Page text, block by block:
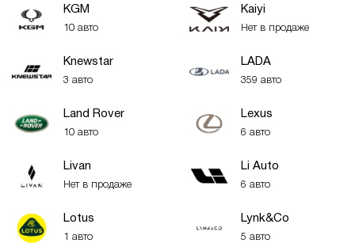
KGM
10 авто
Kaiyi
Нет в продаже
Knewstar
3 авто
LADA
359 авто
Land Rover
10 авто
Lexus
6 авто
Livan
Нет в продаже
Li Auto
6 авто
Lotus
1 авто
Lynk&Co
5 авто